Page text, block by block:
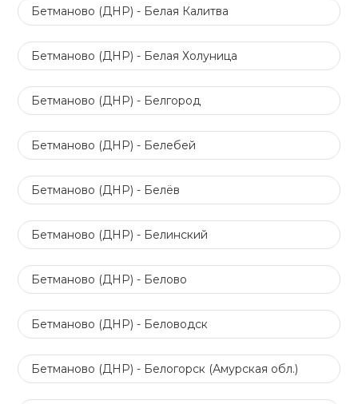
Бетманово (ДНР) - Белая Калитва
Бетманово (ДНР) - Белая Холуница
Бетманово (ДНР) - Белгород
Бетманово (ДНР) - Белебей
Бетманово (ДНР) - Белёв
Бетманово (ДНР) - Белинский
Бетманово (ДНР) - Белово
Бетманово (ДНР) - Беловодск
Бетманово (ДНР) - Белогорск (Амурская обл.)